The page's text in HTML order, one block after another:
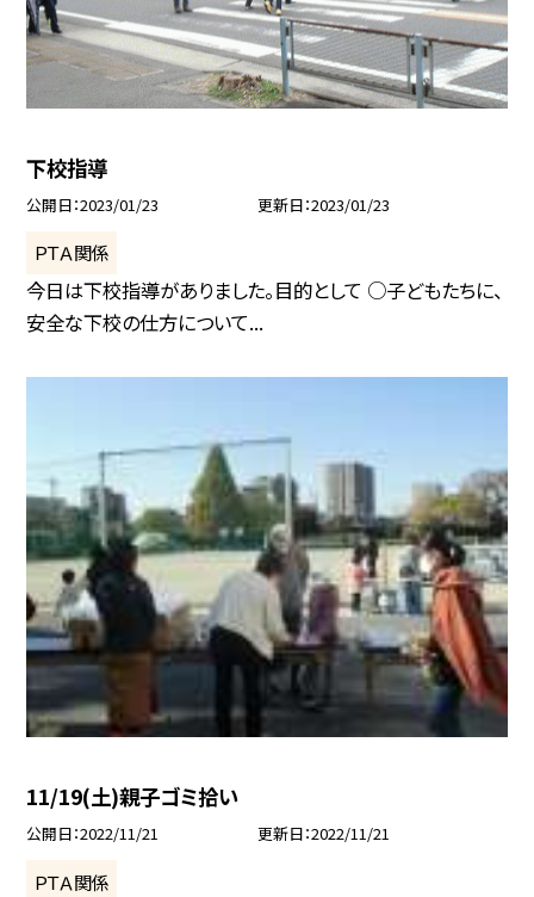
下校指導
公開日 2023/01/23 更新日 2023/01/23
ＰＴＡ関係
今日は下校指導がありました。目的として ○子どもたちに、
安全な下校の仕方について...
11/19(土)親子ゴミ拾い
公開日 2022/11/21 更新日 2022/11/21
ＰＴＡ関係